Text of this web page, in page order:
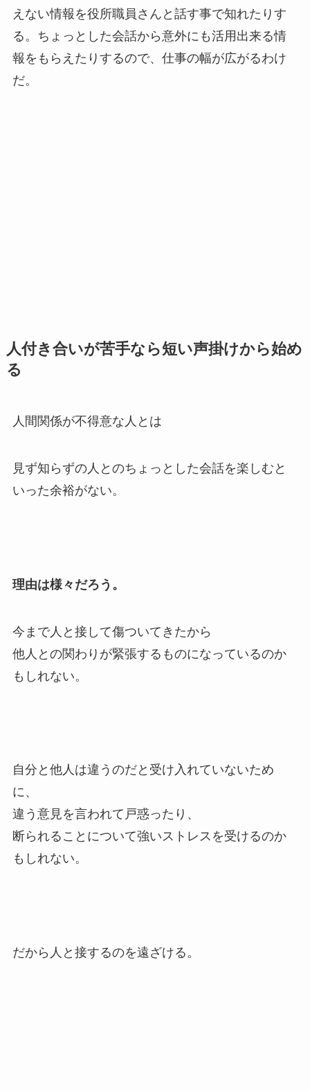
えない情報を役所職員さんと話す事で知れたりす
る。ちょっとした会話から意外にも活用出来る情
報をもらえたりするので、仕事の幅が広がるわけ
だ。
人付き合いが苦手なら短い声掛けから始め
る
人間関係が不得意な人とは
見ず知らずの人とのちょっとした会話を楽しむと
いった余裕がない。
理由は様々だろう。
今まで人と接して傷ついてきたから
他人との関わりが緊張するものになっているのか
もしれない。
自分と他人は違うのだと受け入れていないため
に、
違う意見を言われて戸惑ったり、
断られることについて強いストレスを受けるのか
もしれない。
だから人と接するのを遠ざける。